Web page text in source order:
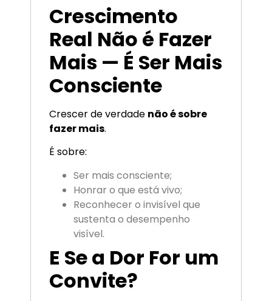
Crescimento
Real Não é Fazer
Mais — É Ser Mais
Consciente
Crescer de verdade não é sobre
fazer mais.
É sobre:
Ser mais consciente;
Honrar o que está vivo;
Reconhecer o invisível que
sustenta o desempenho
visível.
E Se a Dor For um
Convite?